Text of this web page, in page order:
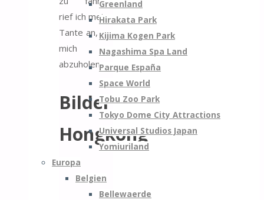
Greenland
Hirakata Park
Kijima Kogen Park
Nagashima Spa Land
Parque España
Space World
Tobu Zoo Park
Tokyo Dome City Attractions
Universal Studios Japan
Yomiuriland
Europa
Belgien
Bellewaerde
rief ich meine
Tante an, um
mich
abzuholen.
Bilder
Hongkong